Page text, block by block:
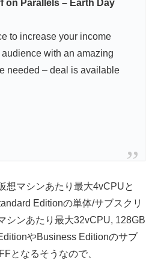
on Parallels – Earth Day
to increase your income
with an amazing
needed – deal is available
マシンあたり最大4vCPUと
Editionの単体/サブスクリ
シンあたり最大32vCPU, 128GB
やBusiness Editionのサブ
となるそうなので、